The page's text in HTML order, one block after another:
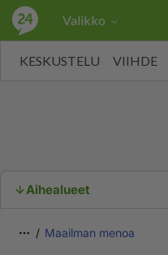
Valikko
KESKUSTELU VIIHDE
Aihealueet
Maailman menoa